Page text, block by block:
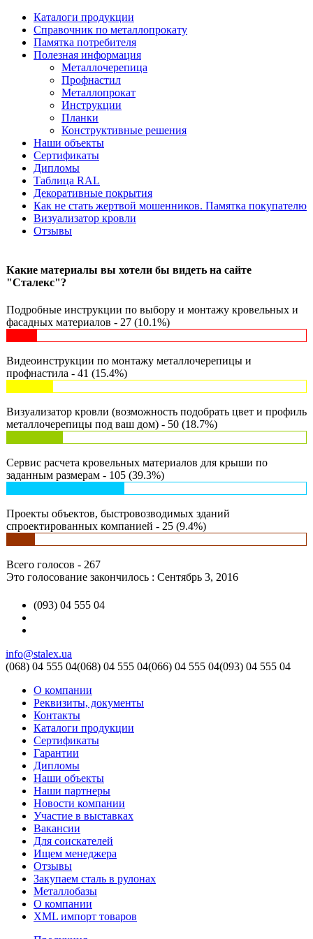
Каталоги продукции
Справочник по металлопрокату
Памятка потребителя
Полезная информация
Металлочерепица
Профнастил
Металлопрокат
Инструкции
Планки
Конструктивные решения
Наши объекты
Сертификаты
Дипломы
Таблица RAL
Декоративные покрытия
Как не стать жертвой мошенников. Памятка покупателю
Визуализатор кровли
Отзывы
Какие материалы вы хотели бы видеть на сайте
"Сталекс"?
Подробные инструкции по выбору и монтажу кровельных и
фасадных материалов - 27 (10.1%)
Видеоинструкции по монтажу металлочерепицы и
профнастила - 41 (15.4%)
Визуализатор кровли (возможность подобрать цвет и профиль
металлочерепицы под ваш дом) - 50 (18.7%)
Сервис расчета кровельных материалов для крыши по
заданным размерам - 105 (39.3%)
Проекты объектов, быстровозводимых зданий
спроектированных компанией - 25 (9.4%)
Всего голосов - 267
Это голосование закончилось : Сентябрь 3, 2016
(093) 04 555 04
info@stalex.ua
(068) 04 555 04(068) 04 555 04(066) 04 555 04(093) 04 555 04
О компании
Реквизиты, документы
Контакты
Каталоги продукции
Сертификаты
Гарантии
Дипломы
Наши объекты
Наши партнеры
Новости компании
Участие в выставках
Вакансии
Для соискателей
Ищем менеджера
Отзывы
Закупаем сталь в рулонах
Металлобазы
О компании
XML импорт товаров